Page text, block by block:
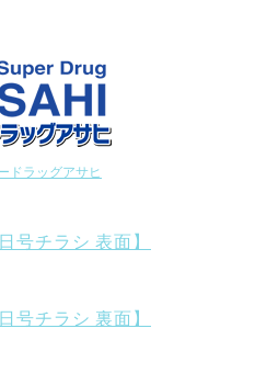
ドラッグアサヒ
号チラシ 表面】
号チラシ 裏面】